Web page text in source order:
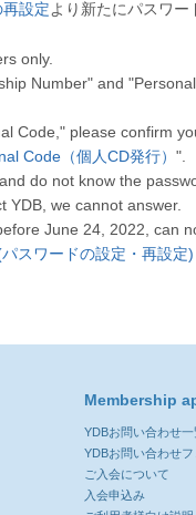
設定より新たにパスワー
only.
Number" and
Code," please confirm
Code（個人CD発行） ".
do not know the
YDB, we cannot answer.
June 24, 2022, can
スワードの設定・再設定)
Membership
YDBお問い合わせ一
YDBお問い合わせフ
ご入会について
入会申込み